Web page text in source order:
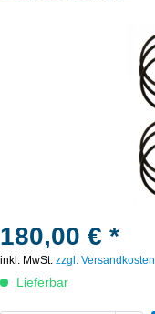
180,00 € *
inkl. MwSt. zzgl. Versandkosten
Lieferbar